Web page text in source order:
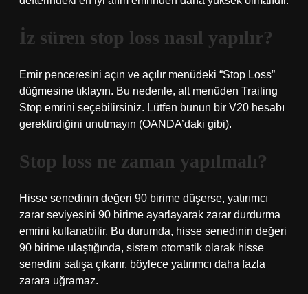
İz süren stop loss nasıl yapılır?
Emir penceresini açın ve açılır menüdeki “Stop Loss”
düğmesine tıklayın. Bu nedenle, alt menüden Trailing
Stop emrini seçebilirsiniz. Lütfen bunun bir V20 hesabı
gerektirdiğini unutmayın (OANDA’daki gibi).
Stop loss ne zaman yapılmalı?
Hisse senedinin değeri 90 birime düşerse, yatırımcı
zarar seviyesini 90 birime ayarlayarak zarar durdurma
emrini kullanabilir. Bu durumda, hisse senedinin değeri
90 birime ulaştığında, sistem otomatik olarak hisse
senedini satışa çıkarır, böylece yatırımcı daha fazla
zarara uğramaz.